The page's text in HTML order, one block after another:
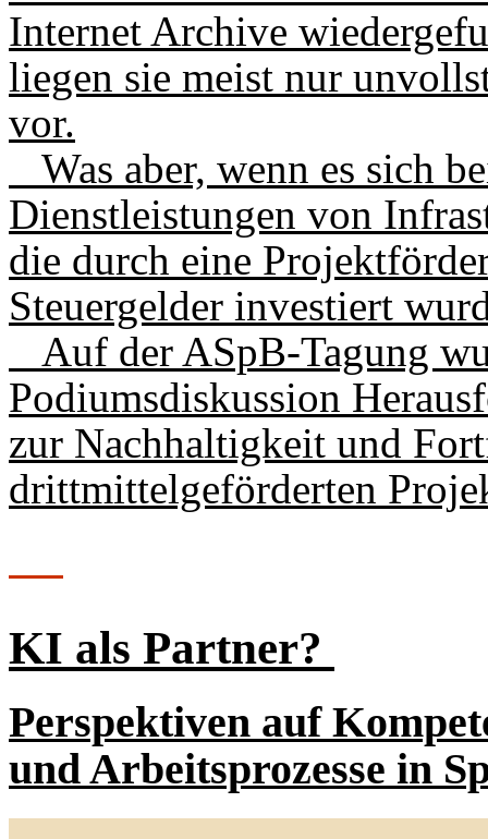
Internet Archive
liegen sie meist nur
vor.
Was aber, wenn es sich
Dienstleistungen von
die durch eine
Steuergelder investiert
Auf der ASpB-Tagung
Podiumsdiskussion
zur Nachhaltigkeit und
drittmittelgeförderten
KI als Partner?
Perspektiven auf
und Arbeitsprozesse in